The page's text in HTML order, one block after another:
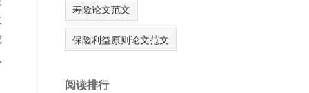
寿险论文范文
保险利益原则论文范文
阅读排行